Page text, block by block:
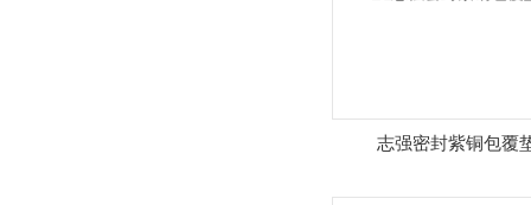
志强密封紫铜包覆